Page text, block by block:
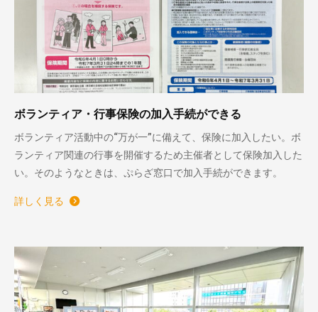
ボランティア・行事保険の加入手続ができる
ボランティア活動中の“万が一”に備えて、保険に加入したい。ボ
ランティア関連の行事を開催するため主催者として保険加入した
い。そのようなときは、ぷらざ窓口で加入手続ができます。
詳しく見る